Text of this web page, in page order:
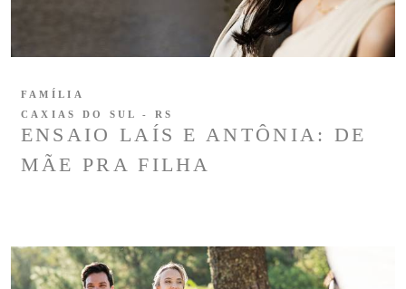
ENSAIO LAÍS E ANTÔNIA: DE
MÃE PRA FILHA
FAMÍLIA
CAXIAS DO SUL - RS